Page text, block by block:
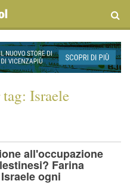
Israele
all'occupazione
Farina
ogni